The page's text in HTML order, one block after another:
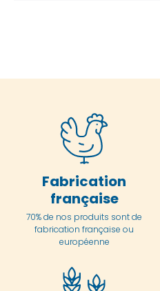
Fabrication
française
70% de nos produits sont de
fabrication française ou
européenne